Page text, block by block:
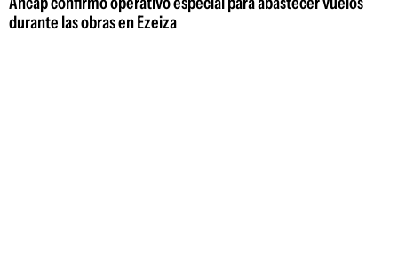
durante las obras en Ezeiza